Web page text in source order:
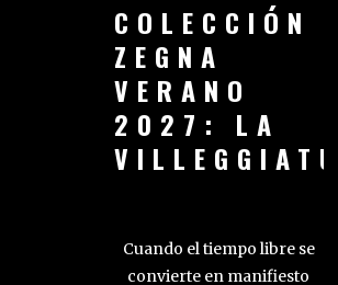
COLECCIÓN
ZEGNA
VERANO
2027: LA
Cuando el tiempo libre se
convierte en manifiesto